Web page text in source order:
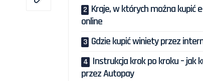
Kraje, w których można kupić
online
Gdzie kupić winiety przez
Instrukcja krok po kroku – jak
przez Autopay